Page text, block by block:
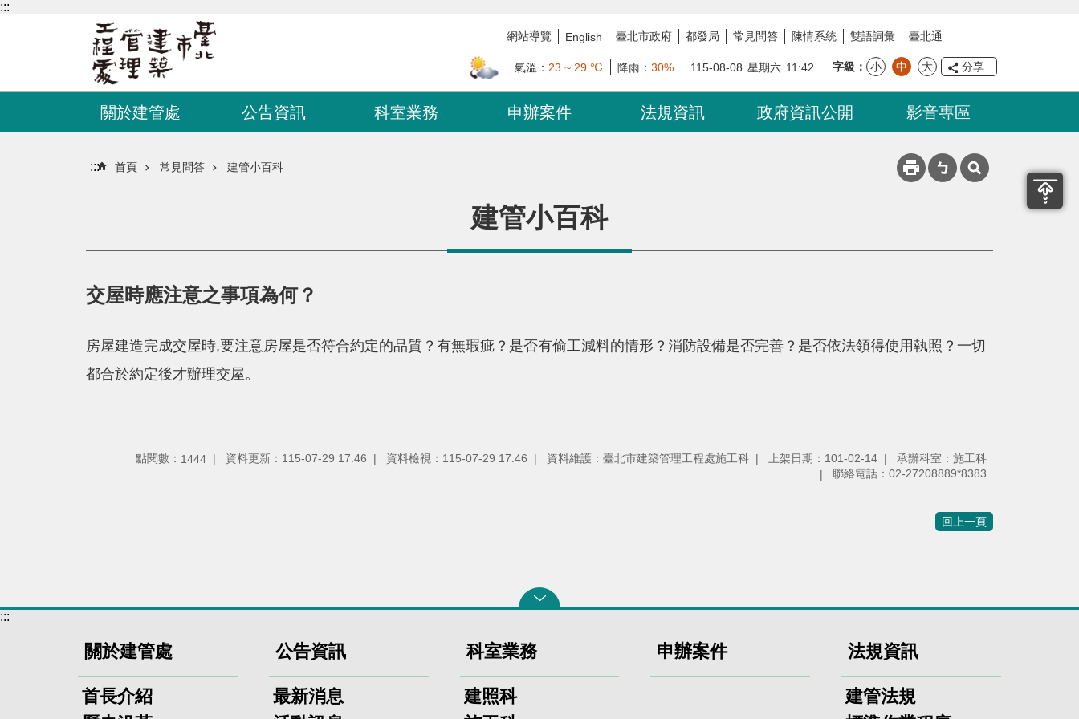
跳到主要內容區塊
:::
網站導覽 English 臺北市政府 都發局 常見問答 陳情系統 雙語詞彙 臺北通
氣溫： 23 ~ 29 ℃ 降雨： 30% 115-08-08 星期六 11:42 字級 小 中 大 分享
關於建管處 公告資訊 科室業務 申辦案件 法規資訊 政府資訊公開 影音專區
::: 首頁 常見問答 建管小百科
建管小百科
交屋時應注意之事項為何？
房屋建造完成交屋時,要注意房屋是否符合約定的品質？有無瑕疵？是否有偷工減料的情形？消防設備是否完善？是否依法領得使用執照？一切
都合於約定後才辦理交屋。
點閱數： 1444 資料更新：115-07-29 17:46 資料檢視：115-07-29 17:46 資料維護：臺北市建築管理工程處施工科 上架日期：101-02-14
承辦科室：施工科
聯絡電話：02-27208889*8383
回上一頁
:::
關於建管處
首長介紹
公告資訊
最新消息
科室業務
建照科
申辦案件 法規資訊
建管法規